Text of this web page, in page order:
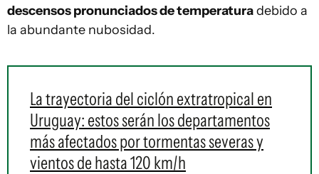
descensos pronunciados de temperaturadebido a
la abundante nubosidad.
La trayectoria del ciclón extratropical en
Uruguay: estos serán los departamentos
más afectados por tormentas severas y
vientos de hasta 120 km/h